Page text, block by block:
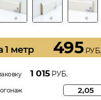
1 метр 495РУБ.
1 015РУБ.